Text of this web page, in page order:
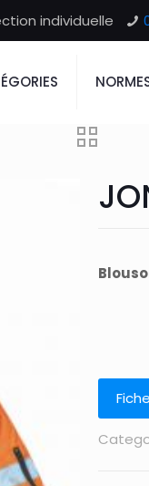
individuelle